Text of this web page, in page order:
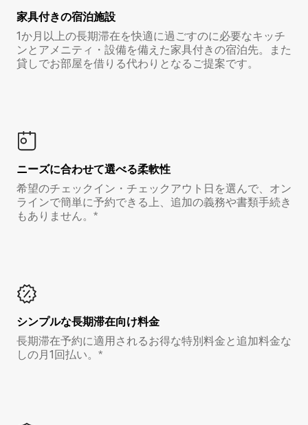
家具付き⁠の宿⁠泊⁠施⁠設
1か月以上の長期滞在を快適に過ごすのに必要なキッチ
ンとアメニティ・設備を備えた家具付きの宿泊先。また
貸しでお部屋を借りる代わりとなるご提案です。
ニーズに合わせて選べる柔軟性
希望のチェックイン・チェックアウト日を選んで、オン
ラインで簡単に予約できる上、追加の義務や書類手続き
もありません。*
シンプルな長期滞在向け料金
長期滞在予約に適用されるお得な特別料金と追加料金な
しの月1回払い。*